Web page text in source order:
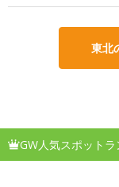
東北
GW人気スポットラ